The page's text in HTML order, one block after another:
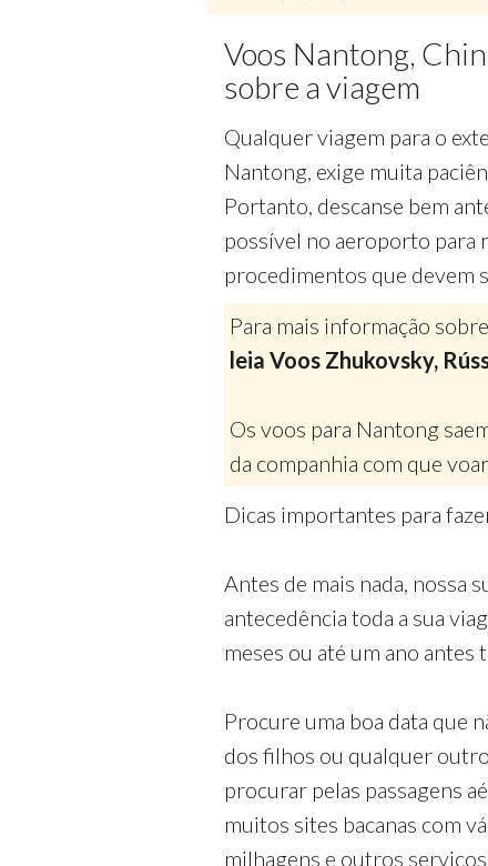
Voos Nantong,
sobre a viagem
Qualquer viagem para o
Nantong, exige muita
Portanto, descanse bem
possível no aeroporto para
procedimentos que devem
Para mais informação
leia Voos Zhukovsky,
Os voos para Nantong
da companhia com que
Dicas importantes para
Antes de mais nada, nossa
antecedência toda a sua
meses ou até um ano
Procure uma boa data que
dos filhos ou qualquer
procurar pelas passagens
muitos sites bacanas com
milhagens e outros